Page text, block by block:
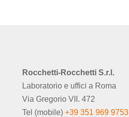
Rocchetti-Rocchetti S.r.l.
Laboratorio e uffici a Roma
Via Gregorio VII. 472
Tel (mobile) +39 351 969 9753